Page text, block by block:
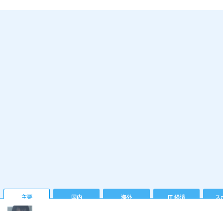
主要 国内 海外 IT 経済 ス